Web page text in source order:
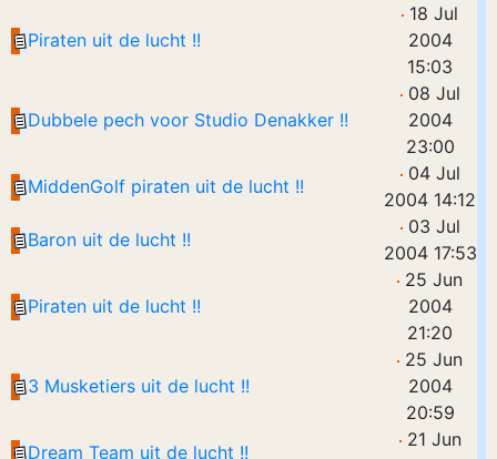
Piraten uit de lucht !!
18 Jul
2004
15:03
Dubbele pech voor Studio Denakker !!
08 Jul
2004
23:00
MiddenGolf piraten uit de lucht !!
04 Jul
2004 14:12
Baron uit de lucht !!
03 Jul
2004 17:53
Piraten uit de lucht !!
25 Jun
2004
21:20
3 Musketiers uit de lucht !!
25 Jun
2004
20:59
Dream Team uit de lucht !!
21 Jun